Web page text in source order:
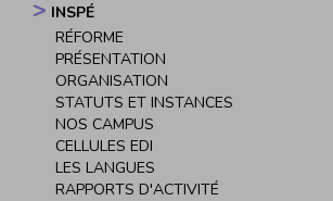
Navigation
principale
INSPÉ
RÉFORME
PRÉSENTATION
ORGANISATION
STATUTS ET INSTANCES
NOS CAMPUS
CELLULES EDI
LES LANGUES
RAPPORTS D'ACTIVITÉ